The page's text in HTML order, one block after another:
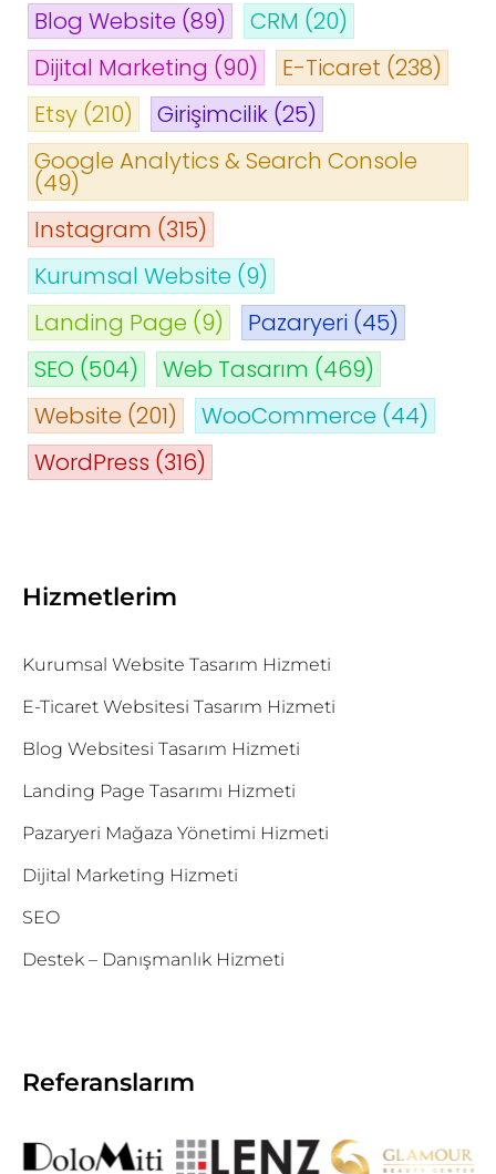
Blog Website (89) CRM (20)
Dijital Marketing (90) E-Ticaret (238)
Etsy (210) Girişimcilik (25)
Google Analytics & Search Console
(49)
Instagram (315)
Kurumsal Website (9)
Landing Page (9) Pazaryeri (45)
SEO (504) Web Tasarım (469)
Website (201) WooCommerce (44)
WordPress (316)
Hizmetlerim
Kurumsal Website Tasarım Hizmeti
E-Ticaret Websitesi Tasarım Hizmeti
Blog Websitesi Tasarım Hizmeti
Landing Page Tasarımı Hizmeti
Pazaryeri Mağaza Yönetimi Hizmeti
Dijital Marketing Hizmeti
SEO
Destek – Danışmanlık Hizmeti
Referanslarım